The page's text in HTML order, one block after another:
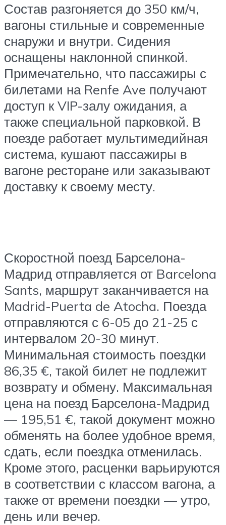
Состав разгоняется до 350 км/ч,
вагоны стильные и современные
снаружи и внутри. Сидения
оснащены наклонной спинкой.
Примечательно, что пассажиры с
билетами на Renfe Ave получают
доступ к VIP-залу ожидания, а
также специальной парковкой. В
поезде работает мультимедийная
система, кушают пассажиры в
вагоне ресторане или заказывают
доставку к своему месту.
Скоростной поезд Барселона-
Мадрид отправляется от Barcelona
Sants, маршрут заканчивается на
Madrid-Puerta de Atocha. Поезда
отправляются с 6-05 до 21-25 с
интервалом 20-30 минут.
Минимальная стоимость поездки
86,35 €, такой билет не подлежит
возврату и обмену. Максимальная
цена на поезд Барселона-Мадрид
— 195,51 €, такой документ можно
обменять на более удобное время,
сдать, если поездка отменилась.
Кроме этого, расценки варьируются
в соответствии с классом вагона, а
также от времени поездки — утро,
день или вечер.